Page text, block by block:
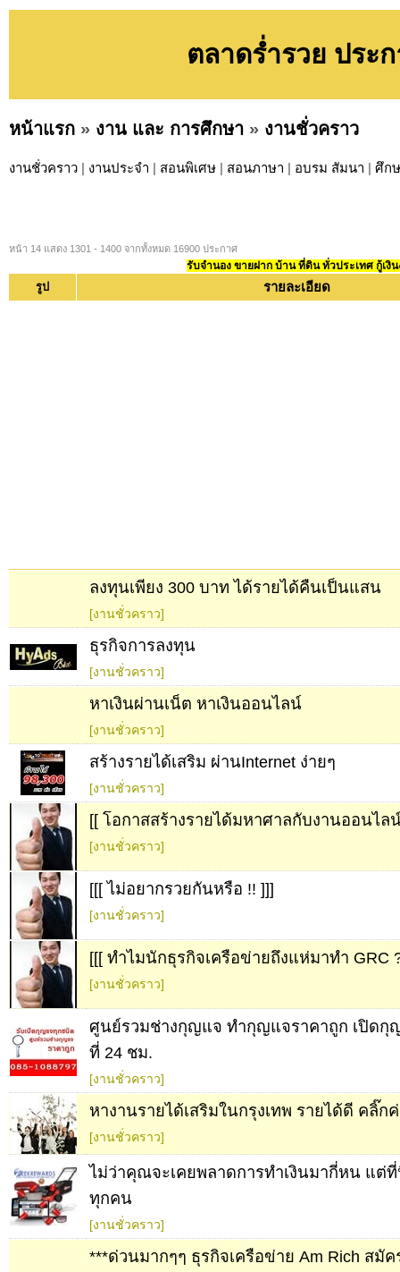
ตลาดร่ำรวย ประ
หน้าแรก » งาน และ การศึกษา » งานชั่วคราว
งานชั่วคราว | งานประจำ | สอนพิเศษ | สอนภาษา | อบรม สัมนา | ศึก
หน้า 14 แสดง 1301 - 1400 จากทั้งหมด 16900 ประกาศ
รับจำนอง ขายฝาก บ้าน ที่ดิน ทั่วประเทศ กู้เงิ
รูป รายละเอียด
ลงทุนเพียง 300 บาท ได้รายได้คืนเป็นแสน
[งานชั่วคราว]
ธุรกิจการลงทุน
[งานชั่วคราว]
หาเงินผ่านเน็ต หาเงินออนไลน์
[งานชั่วคราว]
สร้างรายได้เสริม ผ่านInternet ง่ายๆ
[งานชั่วคราว]
[[ โอกาสสร้างรายได้มหาศาลกับงานออนไล
[งานชั่วคราว]
[[[ ไม่อยากรวยกันหรือ !! ]]]
[งานชั่วคราว]
[[[ ทำไมนักธุรกิจเครือข่ายถึงแห่มาทำ GRC
[งานชั่วคราว]
ศูนย์รวมช่างกุญแจ ทำกุญแจราคาถูก เปิดกุ
ที่ 24 ชม.
[งานชั่วคราว]
หางานรายได้เสริมในกรุงเทพ รายได้ดี คลิ๊ก
[งานชั่วคราว]
ไม่ว่าคุณจะเคยพลาดการทำเงินมากี่หน แต่
ทุกคน
[งานชั่วคราว]
***ด่วนมากๆๆ ธุรกิจเครือข่าย Am Rich สมั